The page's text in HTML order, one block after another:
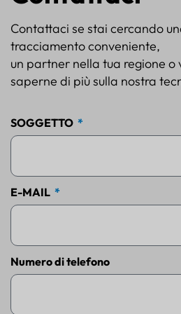
Contattaci se stai cercando
tracciamento conveniente,
un partner nella tua regione o
saperne di più sulla nostra
SOGGETTO
E-MAIL
Numero di telefono